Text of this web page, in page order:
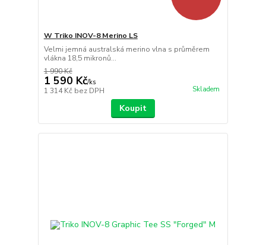
W Triko INOV-8 Merino LS
Velmi jemná australská merino vlna s průměrem
vlákna 18,5 mikronů...
1 990 Kč
1 590 Kč/ks
1 314 Kč bez DPH Skladem
Koupit